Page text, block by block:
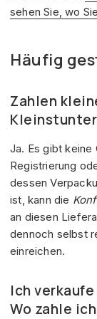
sehen Sie, wo
Häufig
Zahlen
Ja. Es gibt keine
Registrierung
dessen
ist, kann die
an diesen
dennoch selbst
einreichen.
Ich
Wo zahle